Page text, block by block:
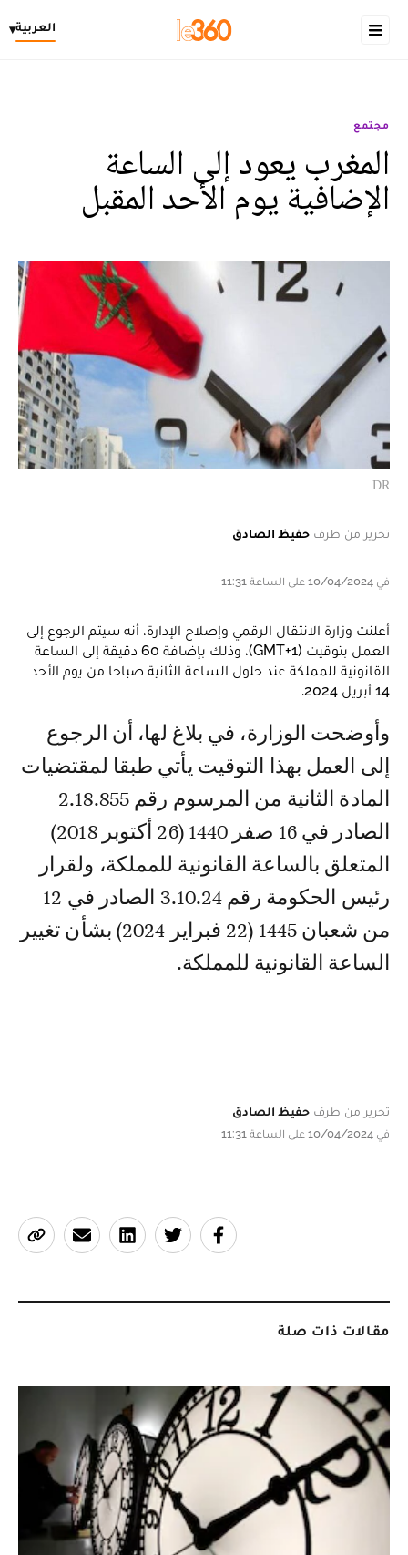
العربية▾
مجتمع
المغرب يعود إلى الساعة
الإضافية يوم الأحد المقبل
DR
تحرير من طرف حفيظ الصادق
في 10/04/2024 على الساعة 11:31
أعلنت وزارة الانتقال الرقمي وإصلاح الإدارة، أنه سيتم الرجوع إلى
العمل بتوقيت (GMT+1)، وذلك بإضافة 60 دقيقة إلى الساعة
القانونية للمملكة عند حلول الساعة الثانية صباحا من يوم الأحد
14 أبريل 2024.
وأوضحت الوزارة، في بلاغ لها، أن الرجوع
إلى العمل بهذا التوقيت يأتي طبقا لمقتضيات
المادة الثانية من المرسوم رقم 2.18.855
الصادر في 16 صفر 1440 (26 أكتوبر 2018)
المتعلق بالساعة القانونية للمملكة، ولقرار
رئيس الحكومة رقم 3.10.24 الصادر في 12
من شعبان 1445 (22 فبراير 2024) بشأن تغيير
الساعة القانونية للمملكة.
تحرير من طرف حفيظ الصادق
في 10/04/2024 على الساعة 11:31
مقالات ذات صلة